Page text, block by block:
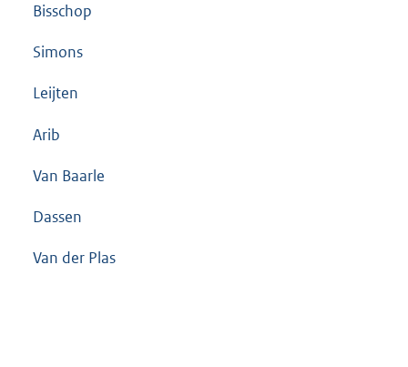
Bisschop
Simons
Leijten
Arib
Van Baarle
Dassen
Van der Plas